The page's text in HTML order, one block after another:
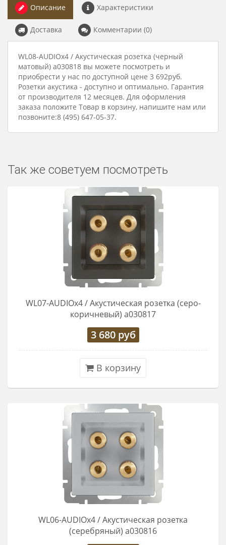
Описание Характеристики
Доставка Комментарии (0)
WL08-AUDIOx4 / Акустическая розетка (черный
матовый) a030818 вы можете посмотреть и
приобрести у нас по доступной цене 3 692руб.
Розетки акустика - доступно и оптимально. Гарантия
от производителя 12 месяцев. Для оформления
заказа положите Товар в корзину, напишите нам или
позвоните:8 (495) 647-05-37.
Так же советуем посмотреть
WL07-AUDIOx4 / Акустическая розетка (серо-
коричневый) a030817
3 680руб
В корзину
WL06-AUDIOx4 / Акустическая розетка
(серебряный) a030816